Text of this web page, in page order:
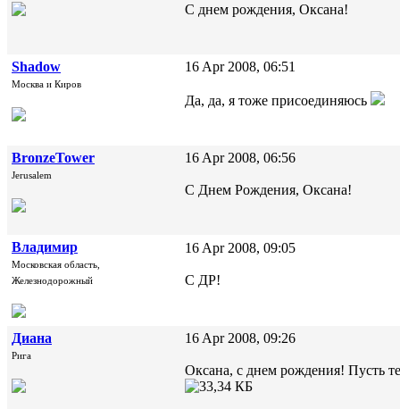
С днем рождения, Оксана!
Shadow
Москва и Киров
16 Apr 2008, 06:51
Да, да, я тоже присоединяюсь
BronzeTower
Jerusalem
16 Apr 2008, 06:56
С Днем Рождения, Оксана!
Владимир
Московская область,
Железнодорожный
16 Apr 2008, 09:05
С ДР!
Диана
Рига
16 Apr 2008, 09:26
Оксана, с днем рождения! Пусть